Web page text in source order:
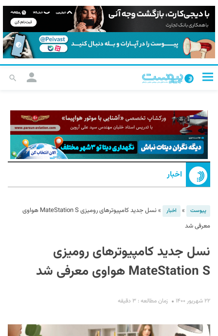
اخبار
پیوست » اخبار »
نسل جدید کامپیوترهای رومیزی MateStation S هواوی
معرفی شد
نسل جدید کامپیوترهای رومیزی
MateStation S هواوی معرفی شد
۲۲ شهریور ۱۴۰۰ زمان مطالعه : ۳ دقیقه